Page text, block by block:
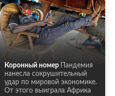
Коронный номер
Пандемия
нанесла сокрушительный
удар по мировой экономике.
От этого выиграла Африка